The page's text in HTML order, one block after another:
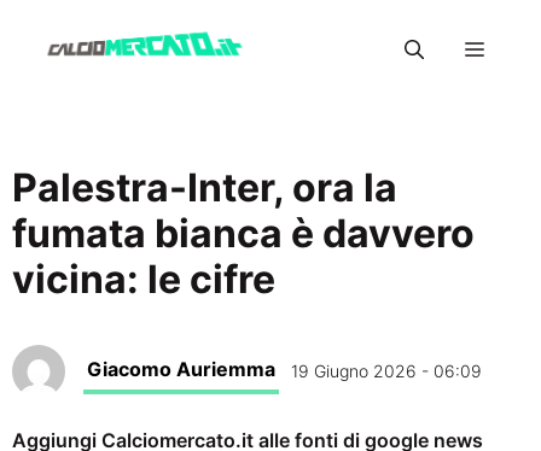
Menu
Palestra-Inter, ora la
fumata bianca è davvero
vicina: le cifre
Giacomo Auriemma 19 Giugno 2026 - 06:09
Aggiungi Calciomercato.it alle fonti di google news